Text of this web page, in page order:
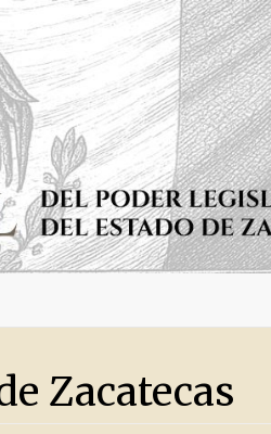
Zacatecas